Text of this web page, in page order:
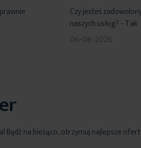
Czy jesteś
naszych usług? - Tak
06-08-2026
Bądź na bieżąco, otrzymuj najlepsze